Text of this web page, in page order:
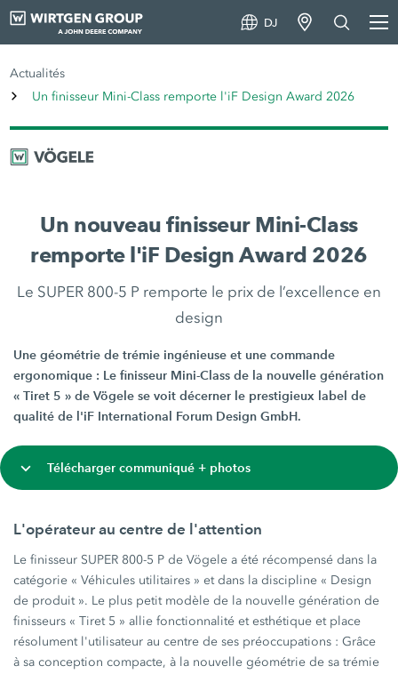
DJ
Actualités
Un finisseur Mini-Class remporte l'iF Design Award 2026
Un nouveau finisseur Mini-Class
remporte l'iF Design Award 2026
Le SUPER 800-5 P remporte le prix de l’excellence en
design
Une géométrie de trémie ingénieuse et une commande
ergonomique : Le finisseur Mini-Class de la nouvelle génération
« Tiret 5 » de Vögele se voit décerner le prestigieux label de
qualité de l'iF International Forum Design GmbH.
Télécharger communiqué + photos
L'opérateur au centre de l'attention
Le finisseur SUPER 800-5 P de Vögele a été récompensé dans la
catégorie « Véhicules utilitaires » et dans la discipline « Design
de produit ». Le plus petit modèle de la nouvelle génération de
finisseurs « Tiret 5 » allie fonctionnalité et esthétique et place
résolument l'utilisateur au centre de ses préoccupations : Grâce
à sa conception compacte, à la nouvelle géométrie de sa trémie